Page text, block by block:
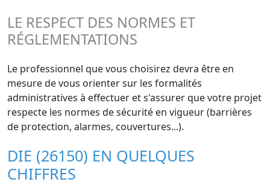
LE RESPECT DES NORMES ET
RÉGLEMENTATIONS
Le professionnel que vous choisirez devra être en
mesure de vous orienter sur les formalités
administratives à effectuer et s'assurer que votre projet
respecte les normes de sécurité en vigueur (barrières
de protection, alarmes, couvertures...).
DIE (26150) EN QUELQUES
CHIFFRES